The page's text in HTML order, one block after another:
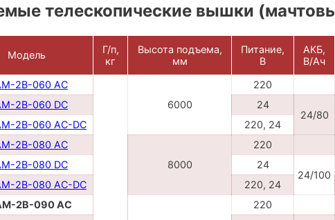
телескопические вышки
Модель
Г/п,
кг
Высота подъема,
мм
Питание,
В
АКБ,
В/Ач
2B-060 AC
6000
220
2B-060 DC
24
24/80
2B-060 AC-DC
220, 24
2В-080 AC
8000
220
2B-080 DC
24
24/100
2B-080 AC-DC
220, 24
2В-090 AC
220